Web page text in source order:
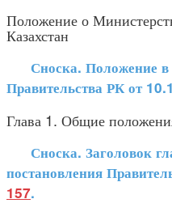
Положение о
Казахстан
Сноска. Положение в
Правительства РК от
Глава 1. Общие
Сноска. Заголовок
постановления
157.